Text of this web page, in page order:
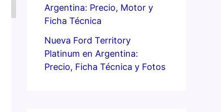
Argentina: Precio, Motor y
Ficha Técnica
Nueva Ford Territory
Platinum en Argentina:
Precio, Ficha Técnica y Fotos